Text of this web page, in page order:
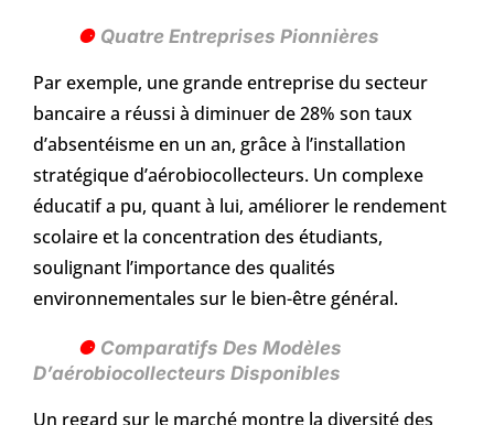
Quatre Entreprises Pionnières
Par exemple, une grande entreprise du secteur
bancaire a réussi à diminuer de 28% son taux
d’absentéisme en un an, grâce à l’installation
stratégique d’aérobiocollecteurs. Un complexe
éducatif a pu, quant à lui, améliorer le rendement
scolaire et la concentration des étudiants,
soulignant l’importance des qualités
environnementales sur le bien-être général.
Comparatifs Des Modèles
D’aérobiocollecteurs Disponibles
Un regard sur le marché montre la diversité des